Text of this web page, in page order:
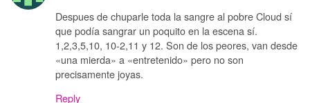
Despues de chuparle toda la sangre al pobre Cloud sí
que podía sangrar un poquito en la escena sí.
1,2,3,5,10, 10-2,11 y 12. Son de los peores, van desde
«una mierda» a «entretenido» pero no son
precisamente joyas.
Reply